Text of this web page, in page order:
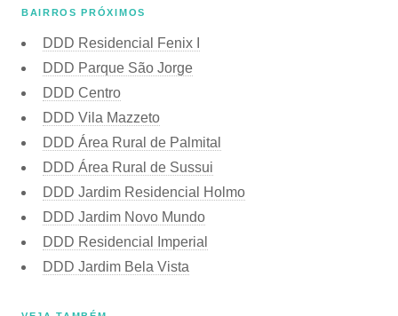
BAIRROS PRÓXIMOS
DDD Residencial Fenix I
DDD Parque São Jorge
DDD Centro
DDD Vila Mazzeto
DDD Área Rural de Palmital
DDD Área Rural de Sussui
DDD Jardim Residencial Holmo
DDD Jardim Novo Mundo
DDD Residencial Imperial
DDD Jardim Bela Vista